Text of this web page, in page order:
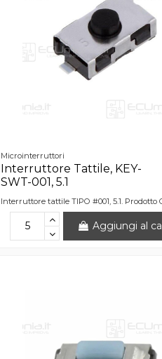
Microinterruttori
Interruttore Tattile, KEY-
SWT-001, 5.1
Interruttore tattile TIPO #001, 5.1. Prodotto
Aggiungi al